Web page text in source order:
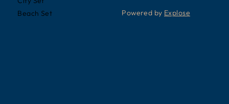
Beach Set
Powered by Explose